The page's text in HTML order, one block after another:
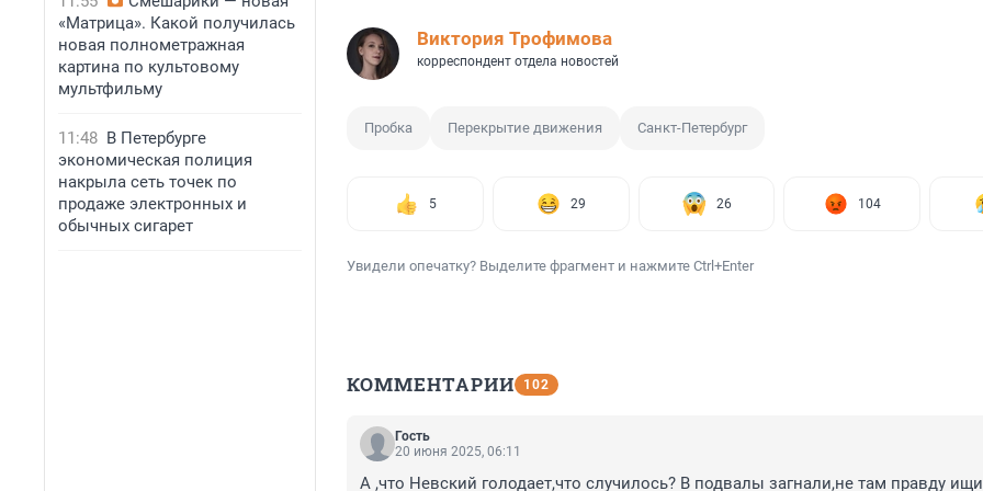
«Матрица». Какой получилась
новая полнометражная
картина по культовому
мультфильму
11:48 В Петербурге
экономическая полиция
накрыла сеть точек по
продаже электронных и
обычных сигарет
Виктория Трофимова
корреспондент отдела новостей
Пробка Перекрытие движения Санкт-Петербург
5 29 26 104
Увидели опечатку? Выделите фрагмент и нажмите Ctrl+Enter
КОММЕНТАРИИ 102
Гость
20 июня 2025, 06:11
А ,что Невский голодает,что случилось? В подвалы загнали,не там правду